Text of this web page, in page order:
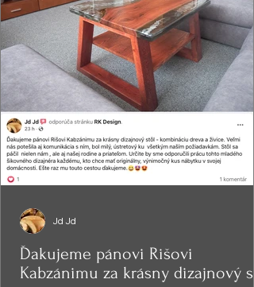
Ďakujeme pánovi Rišovi
Kabzánimu za krásny dizajnový
Jd Jd